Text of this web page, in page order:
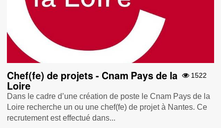
1522
Chef(fe) de projets - Cnam Pays de la
Loire
Dans le cadre d’une création de poste le Cnam Pays de la
Loire recherche un ou une chef(fe) de projet à Nantes. Ce
recrutement est effectué dans...